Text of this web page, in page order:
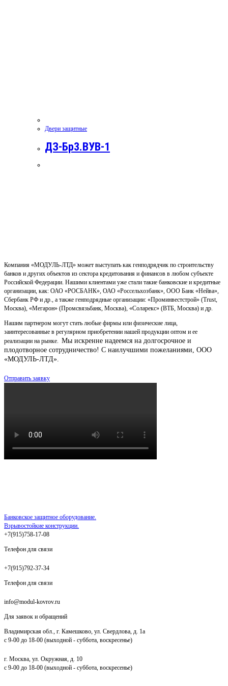
Двери защитные
ДЗ-Бр3.ВУВ-1
Компания «МОДУЛЬ-ЛТД» может выступать как генподрядчик по строительству
банков и других объектов из сектора кредитования и финансов в любом субъекте
Российской Федерации. Нашими клиентами уже стали такие банковские и кредитные
организации, как: ОАО «РОСБАНК», ОАО «Россельхозбанк», ООО Банк «Нейва»,
Сбербанк РФ и др., а также генподрядные организации: «Проминвестстрой» (Trust,
Москва), «Мегарон» (Промсвязьбанк, Москва), «Соларекс» (ВТБ, Москва) и др.
Нашим партнером могут стать любые фирмы или физические лица,
заинтересованные в регулярном приобретении нашей продукции оптом и ее
реализации на рынке. Мы искренне надеемся на долгосрочное и
плодотворное сотрудничество! С наилучшими пожеланиями, ООО
«МОДУЛЬ-ЛТД».
Отправить заявку
Банковское защитное оборудование.
Взрывостойкие конструкции.
+7(915)758-17-08
Телефон для связи
+7(915)792-37-34
Телефон для связи
info@modul-kovrov.ru
Для заявок и обращений
Владимирская обл., г. Камешково, ул. Свердлова, д. 1а
с 9-00 до 18-00 (выходной - суббота, воскресенье)
г. Москва, ул. Окружная, д. 10
с 9-00 до 18-00 (выходной - суббота, воскресенье)